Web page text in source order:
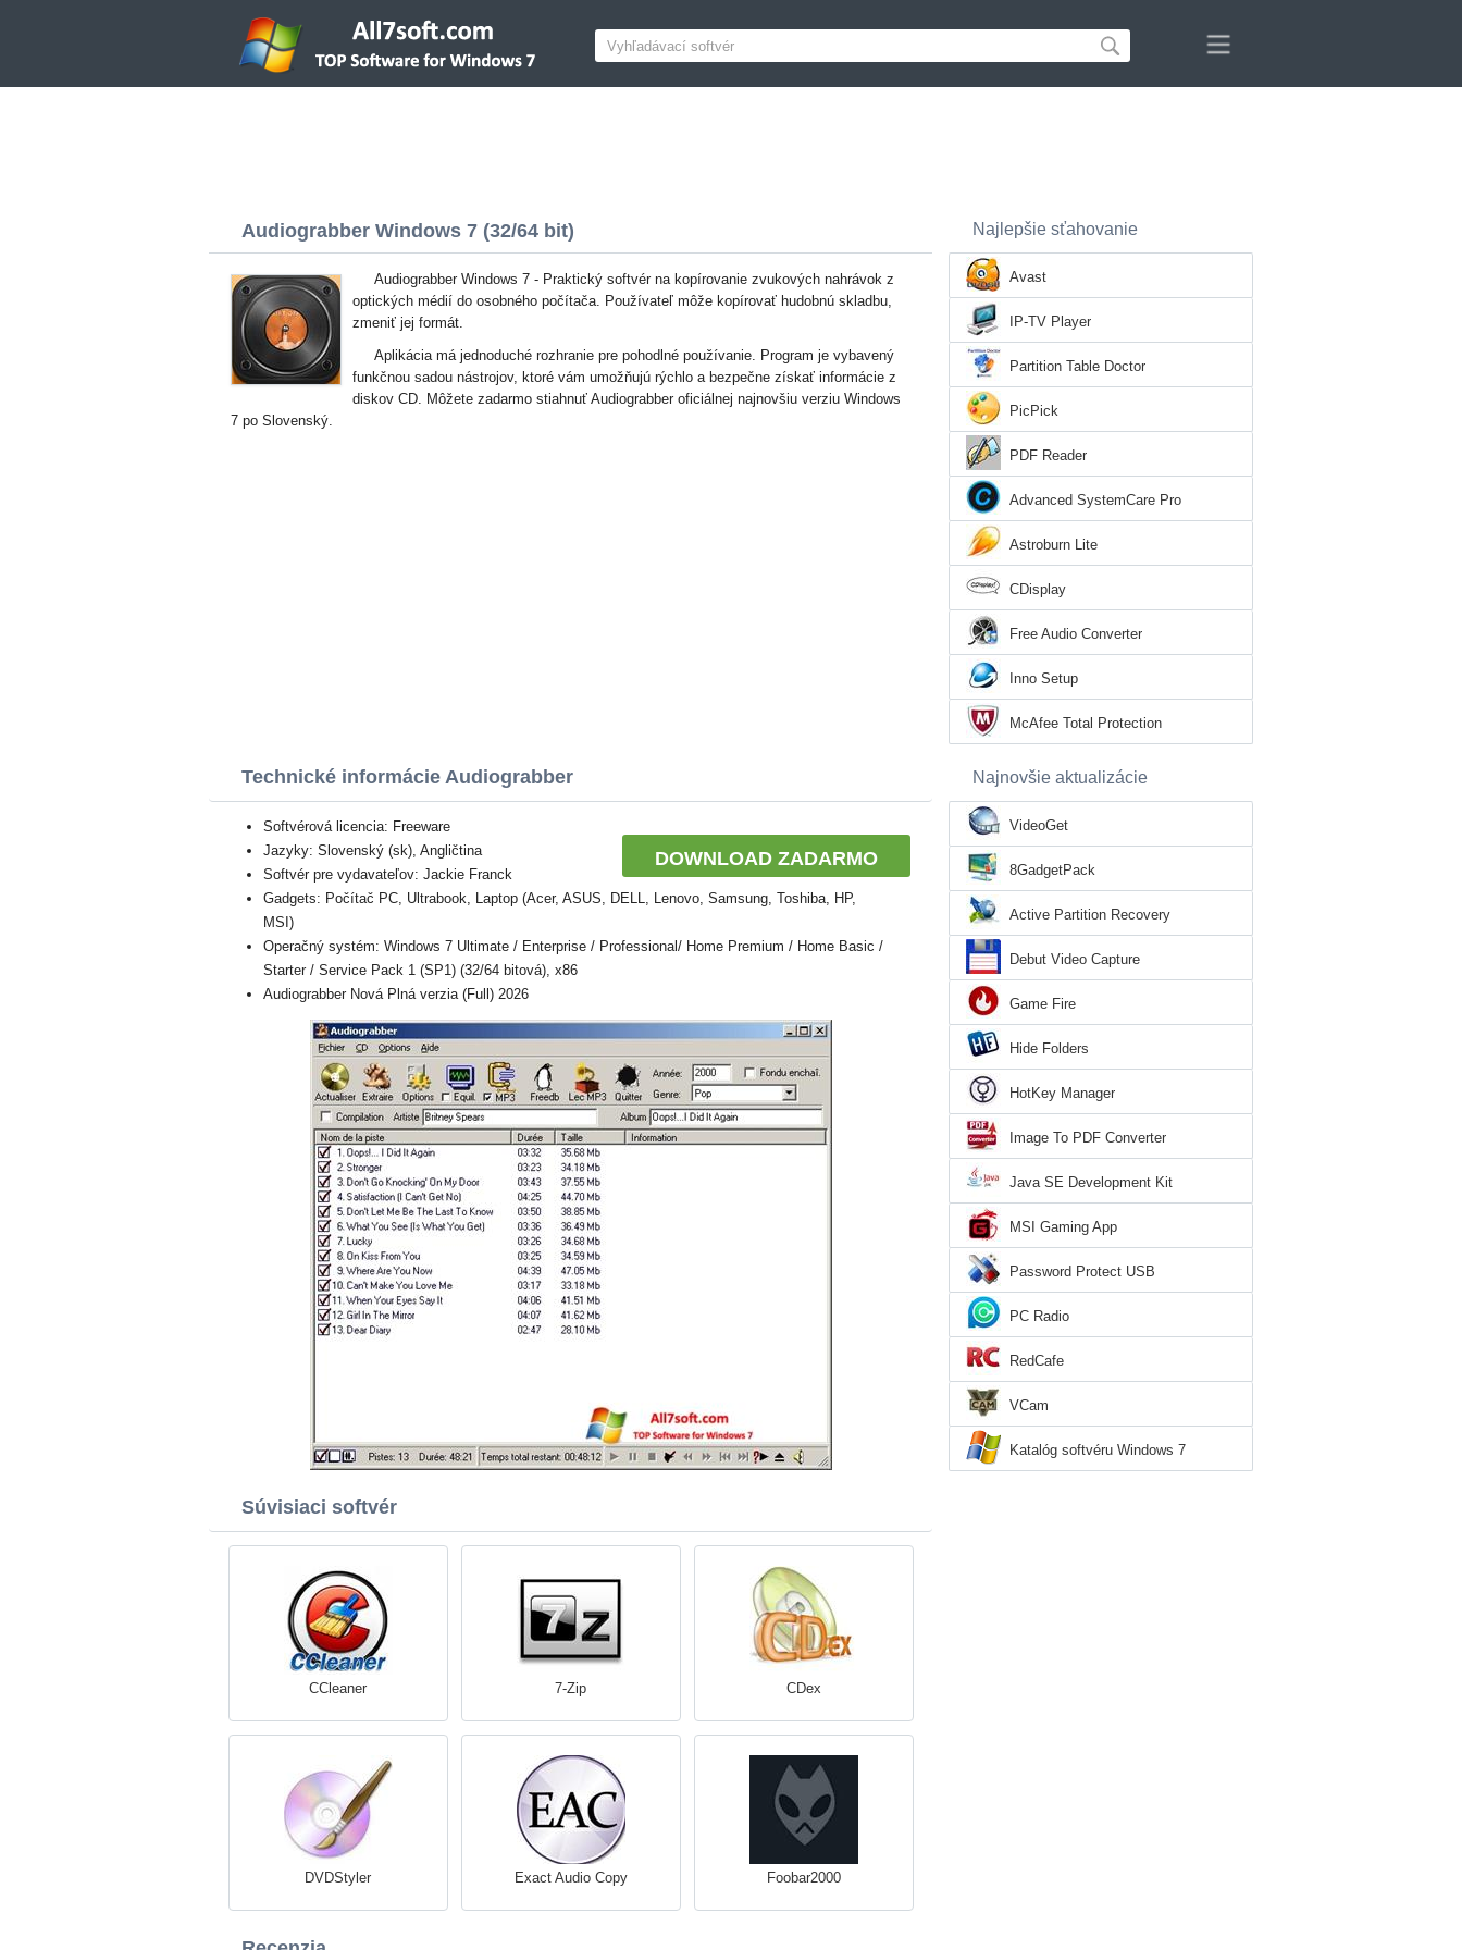
Audiograbber Windows 7 (32/64 bit)
Audiograbber Windows 7 - Praktický softvér na kopírovanie zvukových nahrávok z
optických médií do osobného počítača. Používateľ môže kopírovať hudobnú skladbu,
zmeniť jej formát.
Aplikácia má jednoduché rozhranie pre pohodlné používanie. Program je vybavený
funkčnou sadou nástrojov, ktoré vám umožňujú rýchlo a bezpečne získať informácie z
diskov CD. Môžete zadarmo stiahnuť Audiograbber oficiálnej najnovšiu verziu Windows
7 po Slovenský.
Technické informácie Audiograbber
DOWNLOAD ZADARMO
Softvérová licencia: Freeware
Jazyky: Slovenský (sk), Angličtina
Softvér pre vydavateľov: Jackie Franck
Gadgets: Počítač PC, Ultrabook, Laptop (Acer, ASUS, DELL, Lenovo, Samsung, Toshiba, HP,
MSI)
Operačný systém: Windows 7 Ultimate / Enterprise / Professional/ Home Premium / Home Basic /
Starter / Service Pack 1 (SP1) (32/64 bitová), x86
Audiograbber Nová Plná verzia (Full) 2026
Súvisiaci softvér
CCleaner 7-Zip CDex
DVDStyler Exact Audio Copy Foobar2000
Najlepšie sťahovanie
Avast
IP-TV Player
Partition Table Doctor
PicPick
PDF Reader
Advanced SystemCare Pro
Astroburn Lite
CDisplay
Free Audio Converter
Inno Setup
McAfee Total Protection
Najnovšie aktualizácie
VideoGet
8GadgetPack
Active Partition Recovery
Debut Video Capture
Game Fire
Hide Folders
HotKey Manager
Image To PDF Converter
Java SE Development Kit
MSI Gaming App
Password Protect USB
PC Radio
RedCafe
VCam
Katalóg softvéru Windows 7